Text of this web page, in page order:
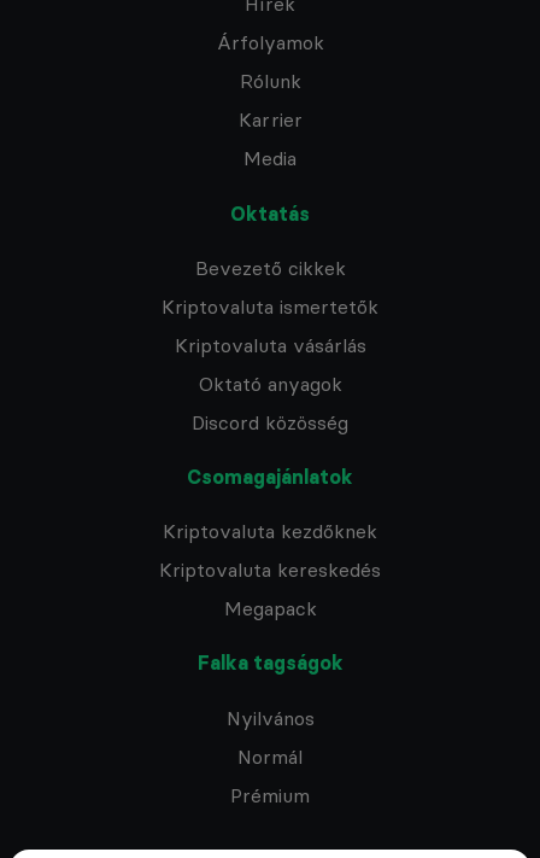
Árfolyamok
Rólunk
Karrier
Media
Oktatás
Bevezető cikkek
Kriptovaluta ismertetők
Kriptovaluta vásárlás
Oktató anyagok
Discord közösség
Csomagajánlatok
Kriptovaluta kezdőknek
Kriptovaluta kereskedés
Megapack
Falka tagságok
Nyilvános
Normál
Prémium